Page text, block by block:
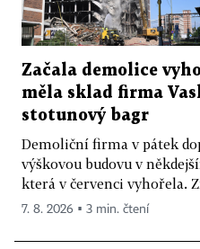
Začala demolice
měla sklad firma
stotunový bagr
Demoliční firma v pátek
výškovou budovu v
která v červenci vyhořela.
7. 8. 2026 ▪ 3 min. čtení